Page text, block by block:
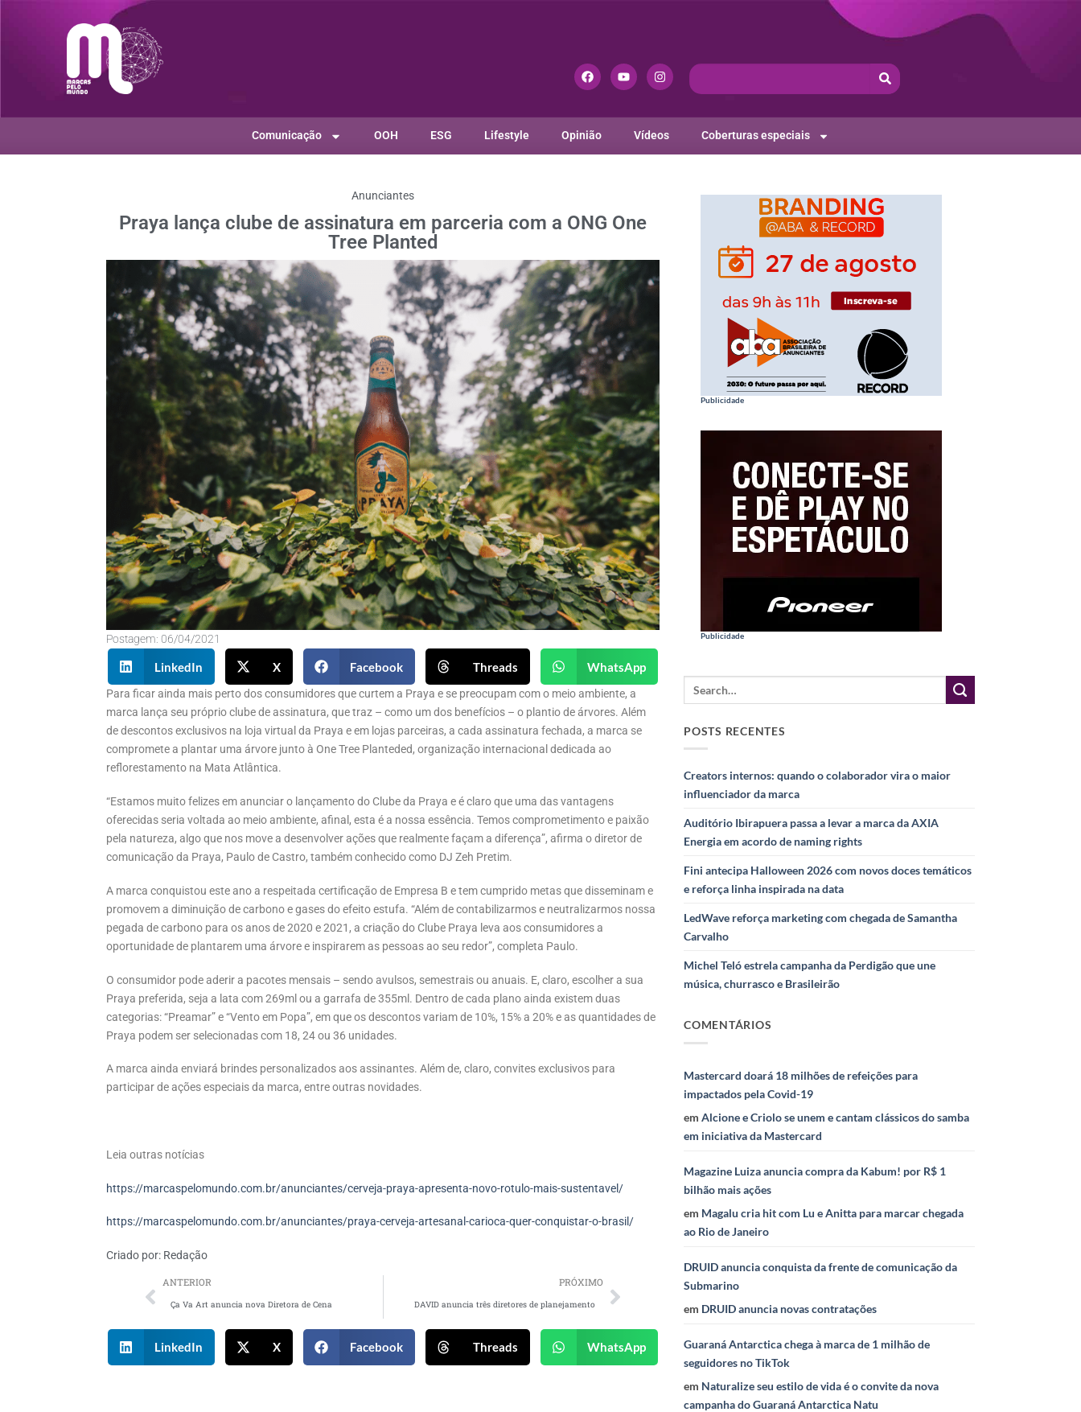
Comunicação OOH ESG Lifestyle Opinião Vídeos Coberturas especiais
Anunciantes
Praya lança clube de assinatura em parceria com a ONG One
Tree Planted
Postagem: 06/04/2021
LinkedIn X Facebook Threads WhatsApp
Para ficar ainda mais perto dos consumidores que curtem a Praya e se preocupam com o meio ambiente, a
marca lança seu próprio clube de assinatura, que traz – como um dos benefícios – o plantio de árvores. Além
de descontos exclusivos na loja virtual da Praya e em lojas parceiras, a cada assinatura fechada, a marca se
compromete a plantar uma árvore junto à One Tree Planteded, organização internacional dedicada ao
reflorestamento na Mata Atlântica.
“Estamos muito felizes em anunciar o lançamento do Clube da Praya e é claro que uma das vantagens
oferecidas seria voltada ao meio ambiente, afinal, esta é a nossa essência. Temos comprometimento e paixão
pela natureza, algo que nos move a desenvolver ações que realmente façam a diferença”, afirma o diretor de
comunicação da Praya, Paulo de Castro, também conhecido como DJ Zeh Pretim.
A marca conquistou este ano a respeitada certificação de Empresa B e tem cumprido metas que disseminam e
promovem a diminuição de carbono e gases do efeito estufa. “Além de contabilizarmos e neutralizarmos nossa
pegada de carbono para os anos de 2020 e 2021, a criação do Clube Praya leva aos consumidores a
oportunidade de plantarem uma árvore e inspirarem as pessoas ao seu redor”, completa Paulo.
O consumidor pode aderir a pacotes mensais – sendo avulsos, semestrais ou anuais. E, claro, escolher a sua
Praya preferida, seja a lata com 269ml ou a garrafa de 355ml. Dentro de cada plano ainda existem duas
categorias: “Preamar” e “Vento em Popa”, em que os descontos variam de 10%, 15% a 20% e as quantidades de
Praya podem ser selecionadas com 18, 24 ou 36 unidades.
A marca ainda enviará brindes personalizados aos assinantes. Além de, claro, convites exclusivos para
participar de ações especiais da marca, entre outras novidades.
Leia outras notícias
https://marcaspelomundo.com.br/anunciantes/cerveja-praya-apresenta-novo-rotulo-mais-sustentavel/
https://marcaspelomundo.com.br/anunciantes/praya-cerveja-artesanal-carioca-quer-conquistar-o-brasil/
Criado por: Redação
ANTERIOR
Ça Va Art anuncia nova Diretora de Cena
PRÓXIMO
DAVID anuncia três diretores de planejamento
LinkedIn X Facebook Threads WhatsApp
Publicidade
Publicidade
POSTS RECENTES
Creators internos: quando o colaborador vira o maior
influenciador da marca
Auditório Ibirapuera passa a levar a marca da AXIA
Energia em acordo de naming rights
Fini antecipa Halloween 2026 com novos doces temáticos
e reforça linha inspirada na data
LedWave reforça marketing com chegada de Samantha
Carvalho
Michel Teló estrela campanha da Perdigão que une
música, churrasco e Brasileirão
COMENTÁRIOS
Mastercard doará 18 milhões de refeições para
impactados pela Covid-19
emAlcione e Criolo se unem e cantam clássicos do samba
em iniciativa da Mastercard
Magazine Luiza anuncia compra da Kabum! por R$ 1
bilhão mais ações
em Magalu cria hit com Lu e Anitta para marcar chegada
ao Rio de Janeiro
DRUID anuncia conquista da frente de comunicação da
Submarino
em DRUID anuncia novas contratações
Guaraná Antarctica chega à marca de 1 milhão de
seguidores no TikTok
em Naturalize seu estilo de vida é o convite da nova
campanha do Guaraná Antarctica Natu